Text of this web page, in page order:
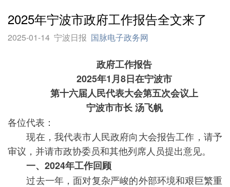
2025年宁波市政府工作报告全文来了
2025-01-14 宁波日报 国脉电子政务网
政府工作报告
2025年1月8日在宁波市
第十六届人民代表大会第五次会议上
宁波市市长 汤飞帆
各位代表：
现在，我代表市人民政府向大会报告工作，请予
审议，并请市政协委员和其他列席人员提出意见。
一、2024年工作回顾
过去一年，面对复杂严峻的外部环境和艰巨繁重